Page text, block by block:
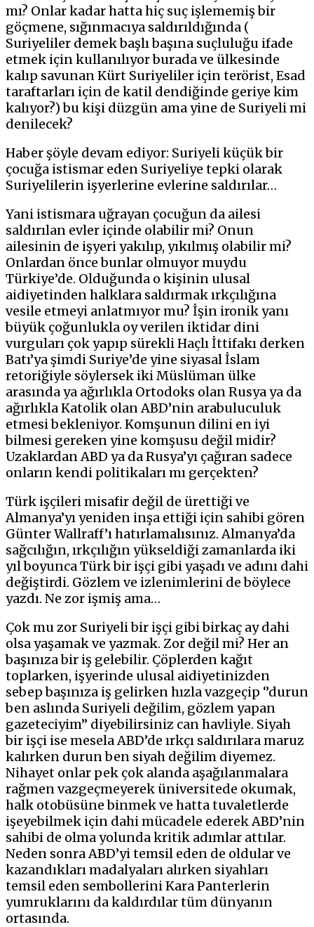
mı? Onlar kadar hatta hiç suç işlememiş bir
göçmene, sığınmacıya saldırıldığında (
Suriyeliler demek başlı başına suçluluğu ifade
etmek için kullanılıyor burada ve ülkesinde
kalıp savunan Kürt Suriyeliler için terörist, Esad
taraftarları için de katil dendiğinde geriye kim
kalıyor?) bu kişi düzgün ama yine de Suriyeli mi
denilecek?
Haber şöyle devam ediyor: Suriyeli küçük bir
çocuğa istismar eden Suriyeliye tepki olarak
Suriyelilerin işyerlerine evlerine saldırılar…
Yani istismara uğrayan çocuğun da ailesi
saldırılan evler içinde olabilir mi? Onun
ailesinin de işyeri yakılıp, yıkılmış olabilir mi?
Onlardan önce bunlar olmuyor muydu
Türkiye’de. Olduğunda o kişinin ulusal
aidiyetinden halklara saldırmak ırkçılığına
vesile etmeyi anlatmıyor mu? İşin ironik yanı
büyük çoğunlukla oy verilen iktidar dini
vurguları çok yapıp sürekli Haçlı İttifakı derken
Batı’ya şimdi Suriye’de yine siyasal İslam
retoriğiyle söylersek iki Müslüman ülke
arasında ya ağırlıkla Ortodoks olan Rusya ya da
ağırlıkla Katolik olan ABD’nin arabuluculuk
etmesi bekleniyor. Komşunun dilini en iyi
bilmesi gereken yine komşusu değil midir?
Uzaklardan ABD ya da Rusya’yı çağıran sadece
onların kendi politikaları mı gerçekten?
Türk işçileri misafir değil de ürettiği ve
Almanya’yı yeniden inşa ettiği için sahibi gören
Günter Wallraff’ı hatırlamalısınız. Almanya’da
sağcılığın, ırkçılığın yükseldiği zamanlarda iki
yıl boyunca Türk bir işçi gibi yaşadı ve adını dahi
değiştirdi. Gözlem ve izlenimlerini de böylece
yazdı. Ne zor işmiş ama…
Çok mu zor Suriyeli bir işçi gibi birkaç ay dahi
olsa yaşamak ve yazmak. Zor değil mi? Her an
başınıza bir iş gelebilir. Çöplerden kağıt
toplarken, işyerinde ulusal aidiyetinizden
sebep başınıza iş gelirken hızla vazgeçip ‘’durun
ben aslında Suriyeli değilim, gözlem yapan
gazeteciyim’’ diyebilirsiniz can havliyle. Siyah
bir işçi ise mesela ABD’de ırkçı saldırılara maruz
kalırken durun ben siyah değilim diyemez.
Nihayet onlar pek çok alanda aşağılanmalara
rağmen vazgeçmeyerek üniversitede okumak,
halk otobüsüne binmek ve hatta tuvaletlerde
işeyebilmek için dahi mücadele ederek ABD’nin
sahibi de olma yolunda kritik adımlar attılar.
Neden sonra ABD’yi temsil eden de oldular ve
kazandıkları madalyaları alırken siyahları
temsil eden sembollerini Kara Panterlerin
yumruklarını da kaldırdılar tüm dünyanın
ortasında.